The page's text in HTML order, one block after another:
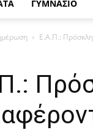
ΓΥΜΝΑΣΙΟ
Ε.Α.Π.: